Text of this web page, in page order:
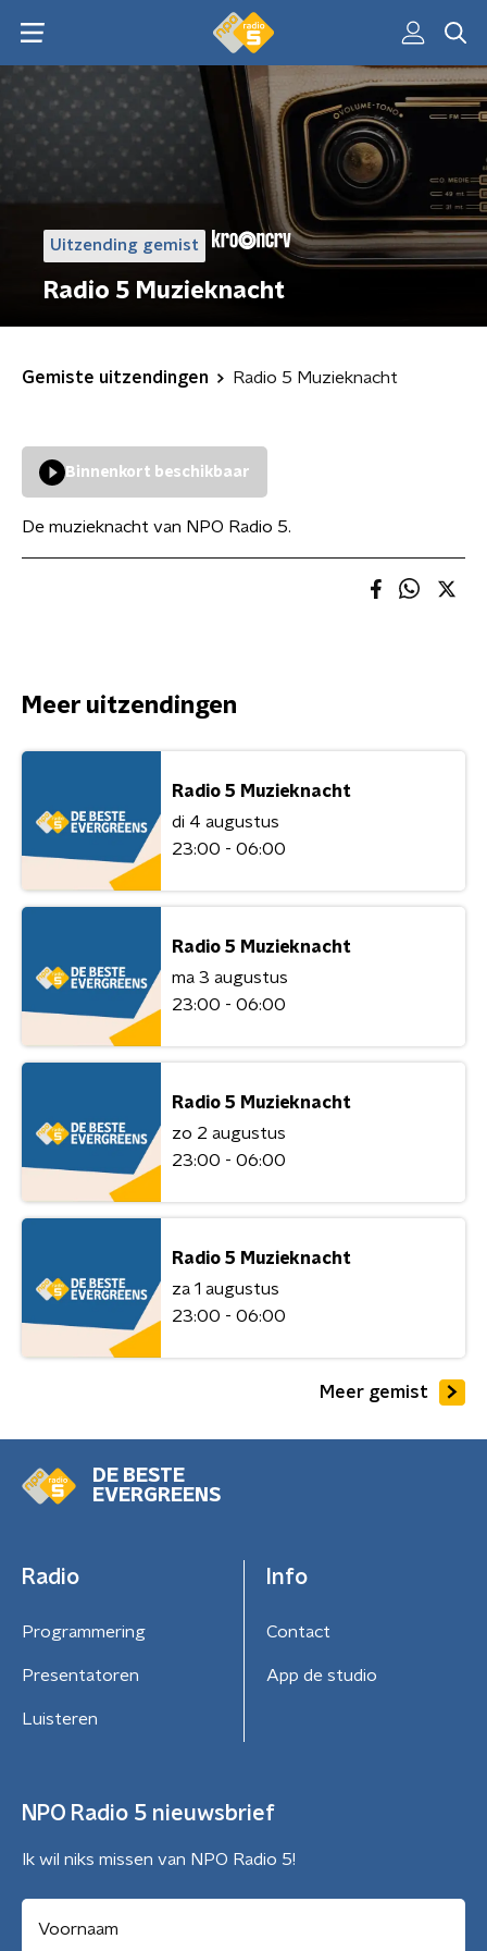
Uitzending gemist
Radio 5 Muzieknacht
Gemiste uitzendingen Radio 5 Muzieknacht
Binnenkort beschikbaar
De muzieknacht van NPO Radio 5.
Meer uitzendingen
Radio 5 Muzieknacht
di 4 augustus
23:00 - 06:00
Radio 5 Muzieknacht
ma 3 augustus
23:00 - 06:00
Radio 5 Muzieknacht
zo 2 augustus
23:00 - 06:00
Radio 5 Muzieknacht
za 1 augustus
23:00 - 06:00
Meer gemist
DE BESTE
EVERGREENS
Radio
Programmering
Presentatoren
Luisteren
Info
Contact
App de studio
NPO Radio 5 nieuwsbrief
Ik wil niks missen van NPO Radio 5!